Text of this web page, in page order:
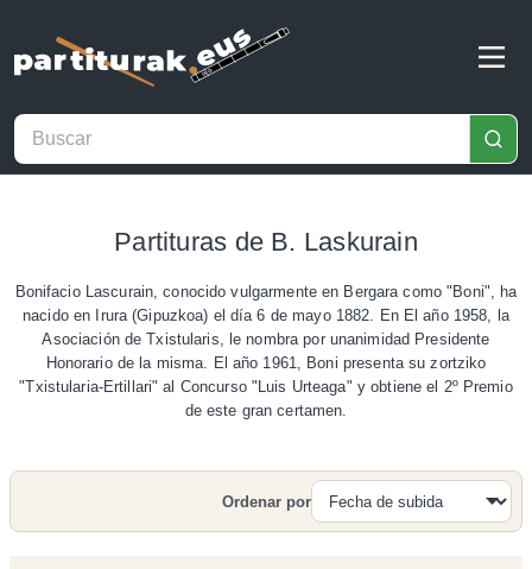
Partituras de B. Laskurain
Bonifacio Lascurain, conocido vulgarmente en Bergara como "Boni", ha
nacido en Irura (Gipuzkoa) el día 6 de mayo 1882. En El año 1958, la
Asociación de Txistularis, le nombra por unanimidad Presidente
Honorario de la misma. El año 1961, Boni presenta su zortziko
"Txistularia-Ertillari" al Concurso "Luis Urteaga" y obtiene el 2º Premio
de este gran certamen.
Buscar
Ordenar por